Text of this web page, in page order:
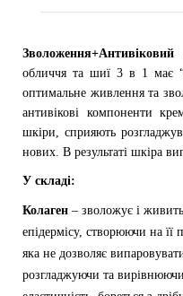
обличчя та шиї 3 в 1 має
оптимальне живлення та
антивікові компоненти
шкіри, сприяють
нових. В результаті шкіра
У складі:
Колаген – зволожує і
епідермісу, створюючи на її
яка не дозволяє
розгладжуючи та